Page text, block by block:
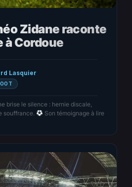
Zidane raconte
à Cordoue
Lasquier
brise le silence : hernie discale,
souffrance.
Son témoignage à lire